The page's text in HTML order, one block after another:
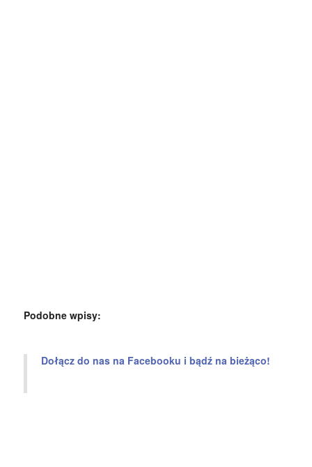
Podobne wpisy:
Dołącz do nas na Facebooku i bądź na bieżąco!